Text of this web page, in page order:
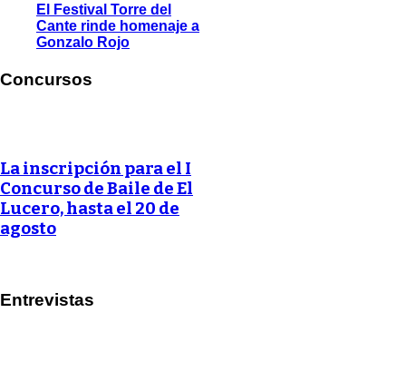
El Festival Torre del
Cante rinde homenaje a
Gonzalo Rojo
Concursos
La inscripción para el I
Concurso de Baile de El
Lucero, hasta el 20 de
agosto
Entrevistas